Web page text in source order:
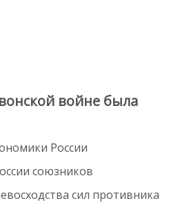
войне была
России
союзников
сил противника